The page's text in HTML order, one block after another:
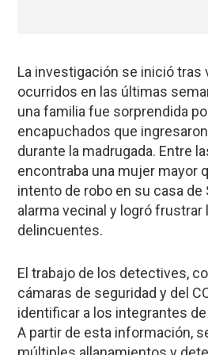
La investigación se inició tras
ocurridos en las últimas
una familia fue sorprendida
encapuchados que
durante la madrugada. Entre
encontraba una mujer mayor
intento de robo en su casa de
alarma vecinal y logró frustrar
delincuentes.
El trabajo de los detectives,
cámaras de seguridad y del
identificar a los integrantes
A partir de esta información,